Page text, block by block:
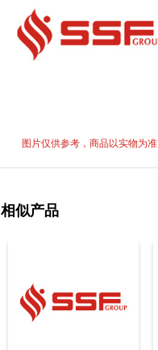
图片仅供参考，商品以实物为准
相似产品